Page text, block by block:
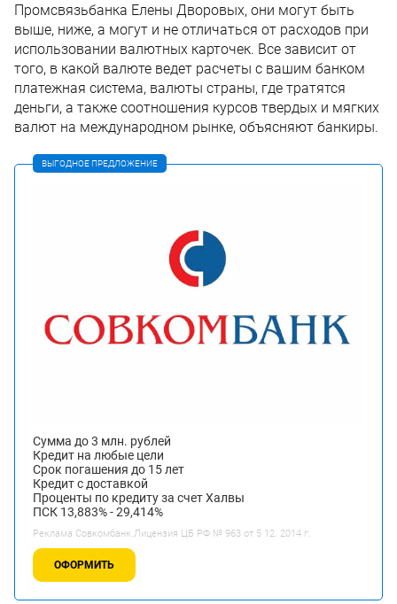
Промсвязьбанка Елены Дворовых, они могут быть
выше, ниже, а могут и не отличаться от расходов при
использовании валютных карточек. Все зависит от
того, в какой валюте ведет расчеты с вашим банком
платежная система, валюты страны, где тратятся
деньги, а также соотношения курсов твердых и мягких
валют на международном рынке, объясняют банкиры.
ВЫГОДНОЕ ПРЕДЛОЖЕНИЕ
Сумма до 3 млн. рублей
Кредит на любые цели
Срок погашения до 15 лет
Кредит с доставкой
Проценты по кредиту за счет Халвы
ПСК 13,883% - 29,414%
Реклама Совкомбанк.Лицензия ЦБ РФ № 963 от 5 12. 2014 г.
ОФОРМИТЬ